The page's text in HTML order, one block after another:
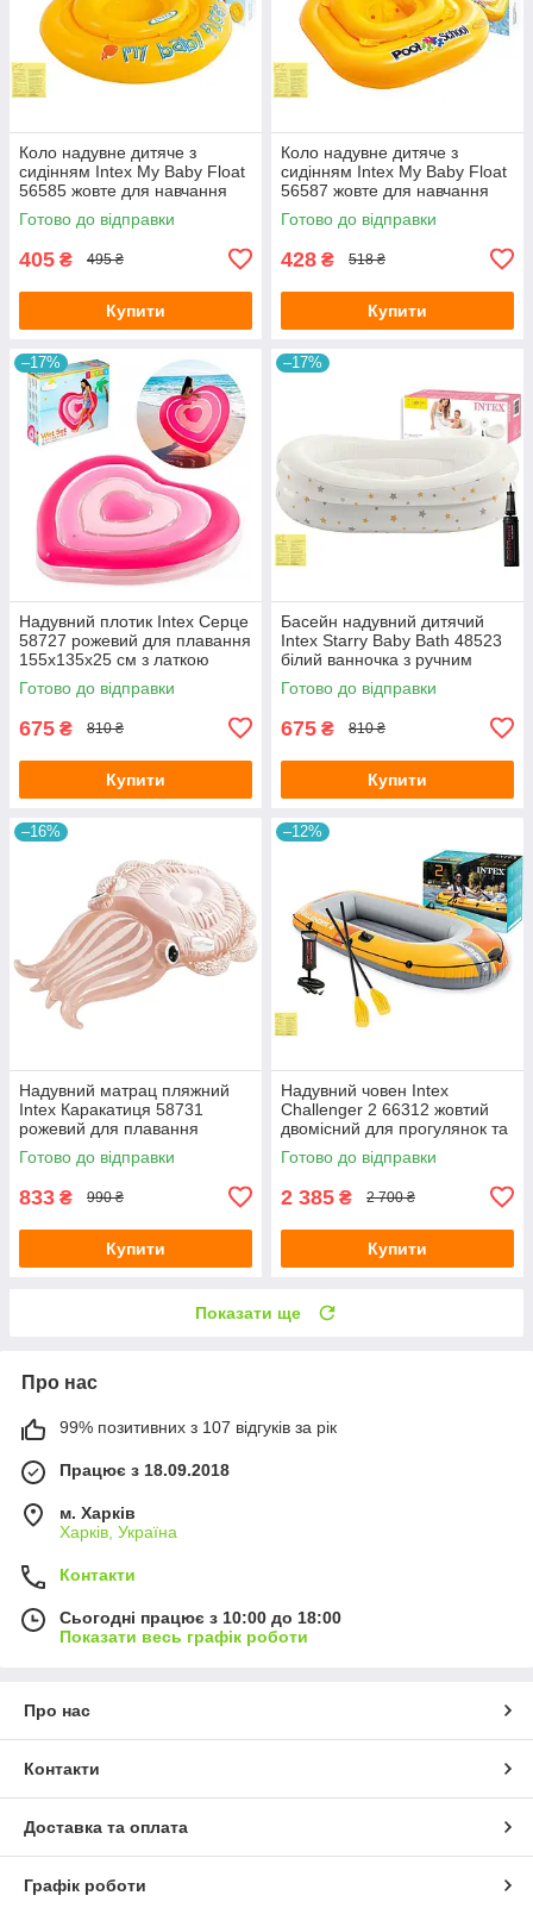
Коло надувне дитяче з
сидінням Intex My Baby Float
56585 жовте для навчання
плаванню малюків від 6-12
місяців з латкою 70 см
Готово до відправки
405 ₴ 495 ₴
Купити
Коло надувне дитяче з
сидінням Intex My Baby Float
56587 жовте для навчання
плаванню малюків від 1-2
років з латкою 79х79 см
Готово до відправки
428 ₴ 518 ₴
Купити
–17%
Надувний плотик Intex Серце
58727 рожевий для плавання
155х135х25 см з латкою
Готово до відправки
675 ₴ 810 ₴
Купити
–17%
Басейн надувний дитячий
Intex Starry Baby Bath 48523
білий ванночка з ручним
насосом та латкою 89х66х25
см
Готово до відправки
675 ₴ 810 ₴
Купити
–16%
Надувний матрац пляжний
Intex Каракатиця 58731
рожевий для плавання
191х117х30 см з латкою
Готово до відправки
833 ₴ 990 ₴
Купити
–12%
Надувний човен Intex
Challenger 2 66312 жовтий
двомісний для прогулянок та
риболовлі з веслами та
помпою 236х114х41 см
Готово до відправки
2 385 ₴ 2 700 ₴
Купити
Показати ще
Про нас
99% позитивних з 107 відгуків за рік
Працює з 18.09.2018
м. Харків
Харків, Україна
Контакти
Сьогодні працює з 10:00 до 18:00
Показати весь графік роботи
Про нас
Контакти
Доставка та оплата
Графік роботи